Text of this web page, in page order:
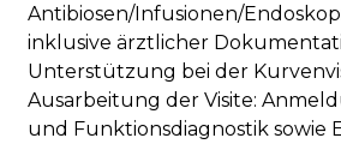
Antibiosen/Infusionen/
inklusive ärztlicher
Unterstützung bei der
Ausarbeitung der Visite:
und Funktionsdiagnostik sowie